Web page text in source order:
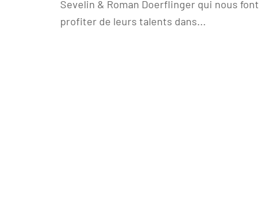
Sevelin & Roman Doerflinger qui nous font
profiter de leurs talents dans...